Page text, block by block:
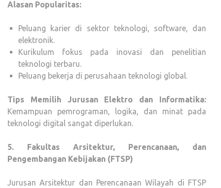
Alasan Popularitas:
Peluang karier di sektor teknologi, software, dan
elektronik.
Kurikulum fokus pada inovasi dan penelitian
teknologi terbaru.
Peluang bekerja di perusahaan teknologi global.
Tips Memilih Jurusan Elektro dan Informatika:
Kemampuan pemrograman, logika, dan minat pada
teknologi digital sangat diperlukan.
5. Fakultas Arsitektur, Perencanaan, dan
Pengembangan Kebijakan (FTSP)
Jurusan Arsitektur dan Perencanaan Wilayah di FTSP